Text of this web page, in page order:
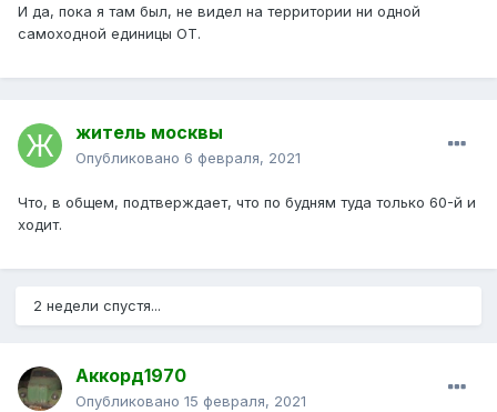
И да, пока я там был, не видел на территории ни одной
самоходной единицы ОТ.
житель москвы
Опубликовано 6 февраля, 2021
Что, в общем, подтверждает, что по будням туда только 60-й и
ходит.
2 недели спустя...
Аккорд1970
Опубликовано 15 февраля, 2021